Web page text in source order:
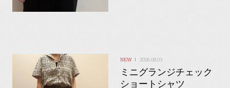
2026.08.03
ミニグランジチェック
ショートシャツ